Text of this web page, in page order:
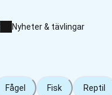
Nyheter & tävlingar
Fågel Fisk Reptil